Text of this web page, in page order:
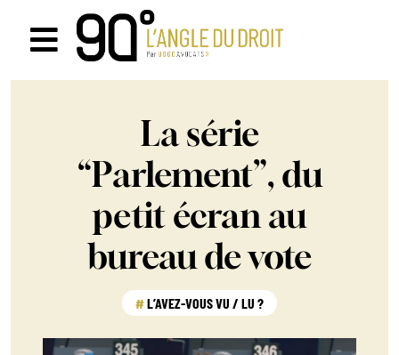
contenuNavigation
La série
“Parlement”, du
petit écran au
bureau de vote
L’AVEZ-VOUS VU / LU ?